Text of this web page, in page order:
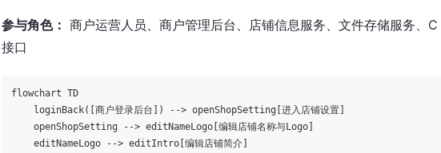
参与角色： 商户运营人员、商户管理后台、店铺信息服务、文件存储服务、
接口
flowchart TD
    loginBack([商户登录后台]) --> openShopSetting[进入店铺设置]
    openShopSetting --> editNameLogo[编辑店铺名称与Logo]
    editNameLogo --> editIntro[编辑店铺简介]